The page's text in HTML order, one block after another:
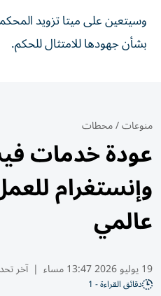
وسيتعين على ميتا تزويد
بشأن جهودها للامتثال للحكم.
منوعات/محطات
عودة خدمات
وإنستغرام
عالمي
19 يوليو 2026 13:47 مساء | آخر
دقائق القراءة - 1